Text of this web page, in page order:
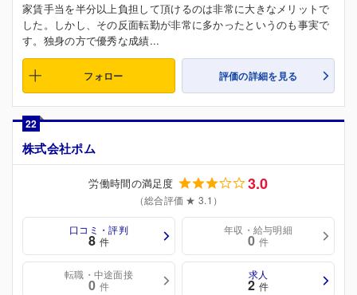
家賃手当を半分以上負担して頂けるのは非常に大きなメリットで
した。しかし、その反面転勤が非常に多かったというのも事実で
す。独身の方で優秀な成績...
フォロー 評価の詳細を見る
22
株式会社ポム
労働時間の満足度 3.0
（総合評価 ★ 3.1）
口コミ・評判
8 件
年収・給与明細
0 件
転職・中途面接
0 件
求人
2 件